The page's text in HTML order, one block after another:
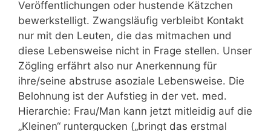
Veröffentlichungen oder hustende Kätzchen
bewerkstelligt. Zwangsläufig verbleibt Kontakt
nur mit den Leuten, die das mitmachen und
diese Lebensweise nicht in Frage stellen. Unser
Zögling erfährt also nur Anerkennung für
ihre/seine abstruse asoziale Lebensweise. Die
Belohnung ist der Aufstieg in der vet. med.
Hierarchie: Frau/Man kann jetzt mitleidig auf die
„Kleinen“ runtergucken („bringt das erstmal